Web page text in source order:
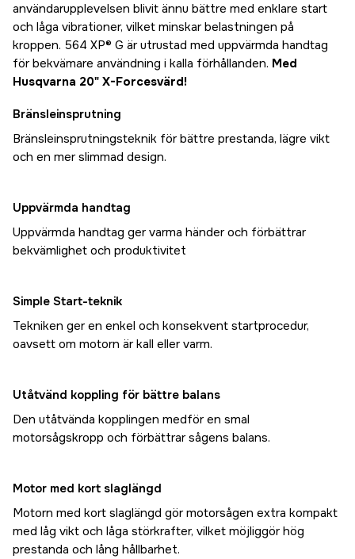
användarupplevelsen blivit ännu bättre med enklare start
och låga vibrationer, vilket minskar belastningen på
kroppen. 564 XP® G är utrustad med uppvärmda handtag
för bekvämare användning i kalla förhållanden. Med
Husqvarna 20" X-Forcesvärd!
Bränsleinsprutning
Bränsleinsprutningsteknik för bättre prestanda, lägre vikt
och en mer slimmad design.
Uppvärmda handtag
Uppvärmda handtag ger varma händer och förbättrar
bekvämlighet och produktivitet
Simple Start-teknik
Tekniken ger en enkel och konsekvent startprocedur,
oavsett om motorn är kall eller varm.
Utåtvänd koppling för bättre balans
Den utåtvända kopplingen medför en smal
motorsågskropp och förbättrar sågens balans.
Motor med kort slaglängd
Motorn med kort slaglängd gör motorsågen extra kompakt
med låg vikt och låga störkrafter, vilket möjliggör hög
prestanda och lång hållbarhet.